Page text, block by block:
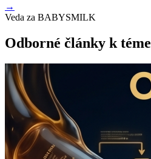
→
Veda za BABYSMILK
Odborné články k téme